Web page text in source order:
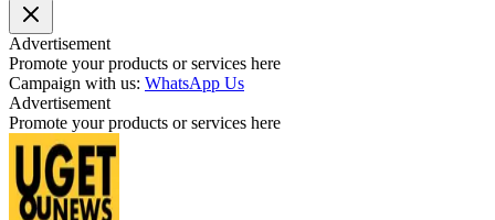
Advertisement
Promote your products or services here
Campaign with us: WhatsApp Us
Advertisement
Promote your products or services here